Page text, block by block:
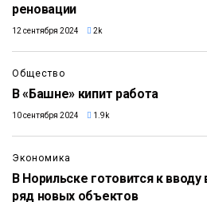
реновации
12 сентября 2024 2k
Общество
В «Башне» кипит работа
10 сентября 2024 1.9k
Экономика
В Норильске готовится к
ряд новых объектов